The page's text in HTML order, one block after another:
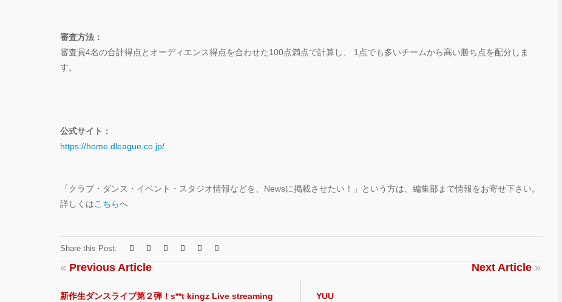
審査方法：
審査員4名の合計得点とオーディエンス得点を合わせた100点満点で計算し、 1点でも多いチームから高い勝ち点を配分しま
す。
公式サイト：
https://home.dleague.co.jp/
「クラブ・ダンス・イベント・スタジオ情報などを、Newsに掲載させたい！」という方は、編集部まで情報をお寄せ下さい。
詳しくはこちらへ
Share this Post:
« Previous Article
新作生ダンスライブ第２弾！s**t kingz Live streaming
Next Article »
YUU